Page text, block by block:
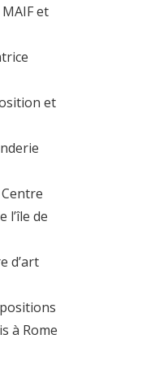
et
et
l’île de
d’art
à Rome